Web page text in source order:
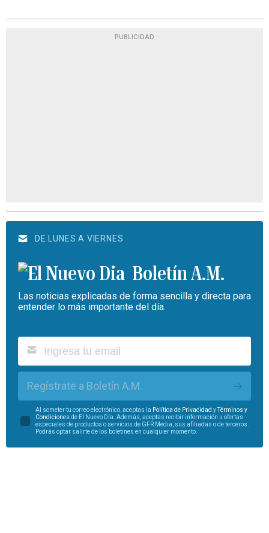
PUBLICIDAD
DE LUNES A VIERNES
Boletín A.M.
Las noticias explicadas de forma sencilla y directa para
entender lo más importante del día.
Regístrate a Boletín A.M.
Al someter tu correo electrónico, aceptas la Política de Privacidad yTérminos y
Condiciones de El Nuevo Día. Además, aceptas recibir información u ofertas
especiales de productos o servicios de GFR Media, sus afiliadas o de terceros.
Podrás optar salirte de los boletines en cualquier momento.